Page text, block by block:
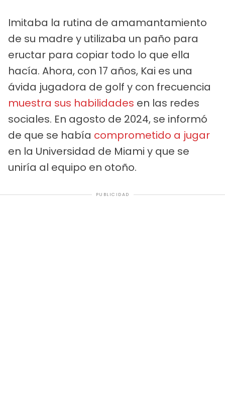
Imitaba la rutina de amamantamiento
de su madre y utilizaba un paño para
eructar para copiar todo lo que ella
hacía. Ahora, con 17 años, Kai es una
ávida jugadora de golf y con frecuencia
muestra sus habilidades en las redes
sociales. En agosto de 2024, se informó
de que se había comprometido a jugar
en la Universidad de Miami y que se
uniría al equipo en otoño.
PUBLICIDAD